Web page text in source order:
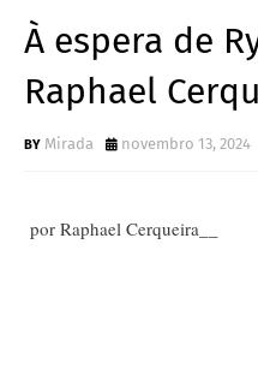
À espera de
Raphael
Mirada novembro 13, 2024
por Raphael Cerqueira__